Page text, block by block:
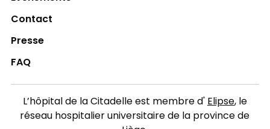
Contact
Presse
FAQ
L’hôpital de la Citadelle est membre d'Elipse, le
réseau hospitalier universitaire de la province de